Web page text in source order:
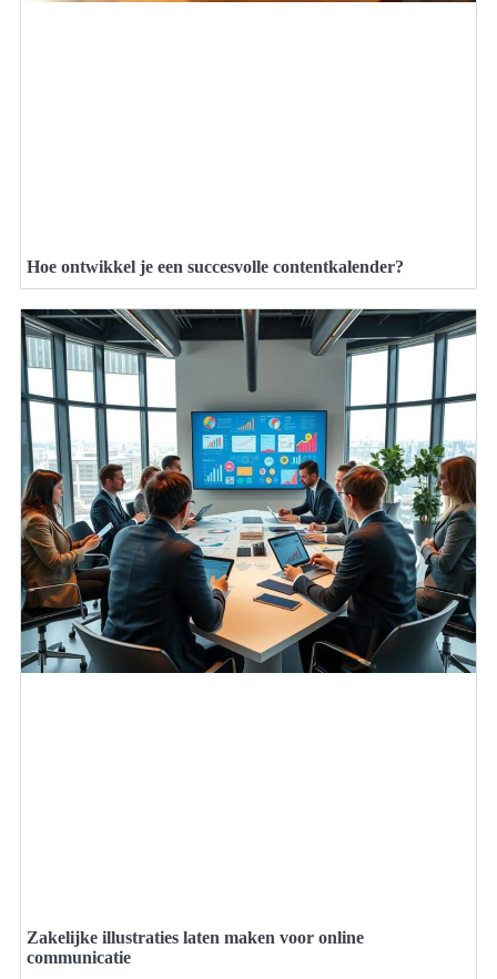
Hoe ontwikkel je een succesvolle contentkalender?
Zakelijke illustraties laten maken voor online
communicatie